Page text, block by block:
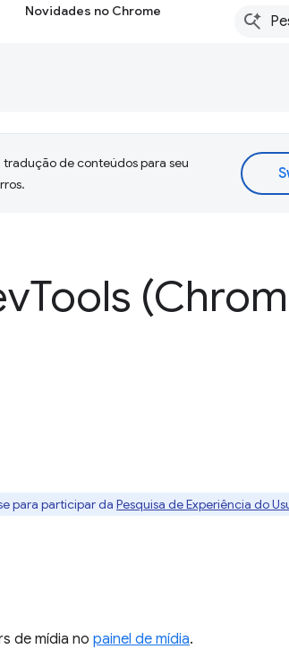
Novidades no Chrome
de conteúdos para seu
Tools
para participar da Pesquisa de Experiência do
de mídia no painel de mídia.